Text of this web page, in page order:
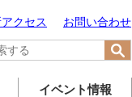
お問い合わせ
クセス
イベント情報